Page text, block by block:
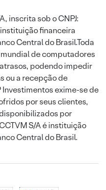
inscrita sob o CNPJ:
financeira
Central do Brasil.Toda
de computadores
podendo impedir
ou a recepção de
exime-se de
por seus clientes,
por
S/A é instituição
Central do Brasil.